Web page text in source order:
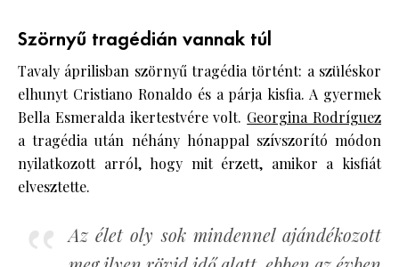
Szörnyű tragédián vannak túl
Tavaly áprilisban szörnyű tragédia történt: a szüléskor
elhunyt Cristiano Ronaldo és a párja kisfia. A gyermek
Bella Esmeralda ikertestvére volt. Georgina Rodríguez
a tragédia után néhány hónappal szívszorító módon
nyilatkozott arról, hogy mit érzett, amikor a kisfiát
elvesztette.
Az élet oly sok mindennel ajándékozott